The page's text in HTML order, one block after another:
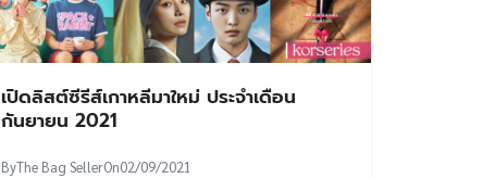
เปิดลิสต์ซีรีส์เกาหลีมาใหม่ ประจำเดือน
กันยายน 2021
ByThe Bag SellerOn02/09/2021